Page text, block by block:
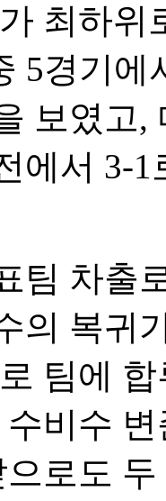
최하위
5경기
보였고,
에서 3-
팀 차출
의 복귀
팀에
비수
로도